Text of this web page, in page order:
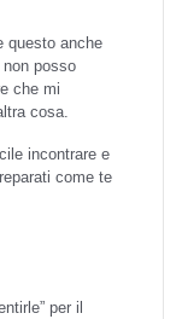
questo anche
posso
che mi
cosa.
incontrare e
come te
per il